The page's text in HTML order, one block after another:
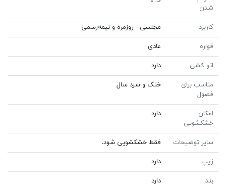
شدن
کاربرد مجلسی - روزمره و نیمه‌رسمی
قواره عادی
اتو کشی دارد
مناسب برای
فصول
خنک و سرد سال
امکان
خشکشویی
دارد
سایر توضیحات فقط خشکشویی شود.
زیپ دارد
بند دارد